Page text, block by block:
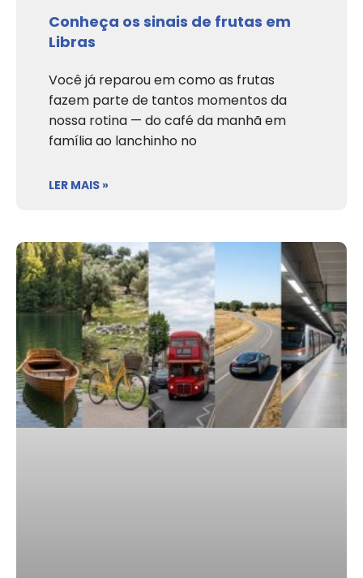
Conheça os sinais de frutas em
Libras
Você já reparou em como as frutas
fazem parte de tantos momentos da
nossa rotina — do café da manhã em
família ao lanchinho no
LER MAIS »